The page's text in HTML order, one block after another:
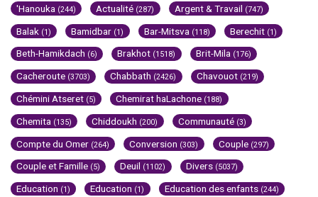
'Hanouka (244) Actualité (287) Argent & Travail (747)
Balak (1) Bamidbar (1) Bar-Mitsva (118) Berechit (1)
Beth-Hamikdach (6) Brakhot (1518) Brit-Mila (176)
Cacheroute (3703) Chabbath (2426) Chavouot (219)
Chémini Atseret (5) Chemirat haLachone (188)
Chemita (135) Chiddoukh (200) Communauté (3)
Compte du Omer (264) Conversion (303) Couple (297)
Couple et Famille (5) Deuil (1102) Divers (5037)
Education (1) Education (1) Education des enfants (244)